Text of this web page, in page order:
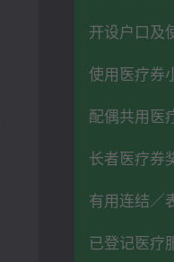
开设户口及
使用医疗券
配偶共用医
长者医疗券
有用连结／
已登记医疗